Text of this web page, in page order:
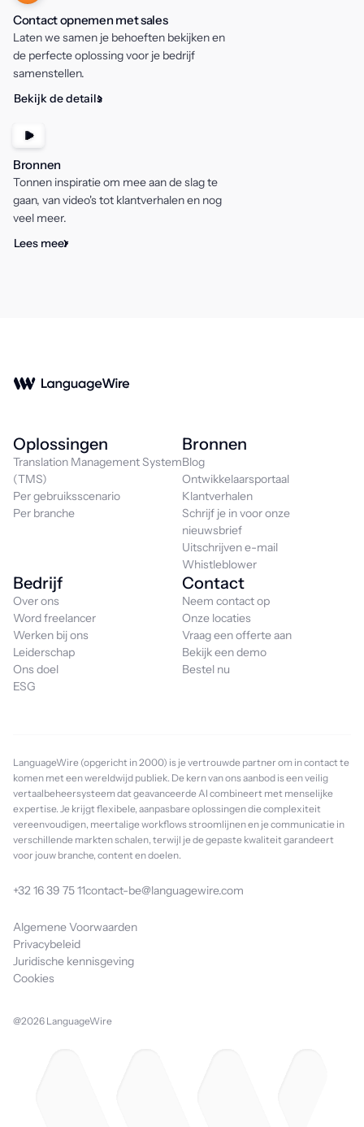
Contact opnemen met sales
Laten we samen je behoeften bekijken en
de perfecte oplossing voor je bedrijf
samenstellen.
Bekijk de details
Bronnen
Tonnen inspiratie om mee aan de slag te
gaan, van video's tot klantverhalen en nog
veel meer.
Lees meer
Oplossingen
Translation Management System
(TMS)
Per gebruiksscenario
Per branche
Bronnen
Blog
Ontwikkelaarsportaal
Klantverhalen
Schrijf je in voor onze
nieuwsbrief
Uitschrijven e-mail
Whistleblower
Bedrijf
Over ons
Word freelancer
Werken bij ons
Leiderschap
Ons doel
ESG
Contact
Neem contact op
Onze locaties
Vraag een offerte aan
Bekijk een demo
Bestel nu
LanguageWire (opgericht in 2000) is je vertrouwde partner om in contact te
komen met een wereldwijd publiek. De kern van ons aanbod is een veilig
vertaalbeheersysteem dat geavanceerde AI combineert met menselijke
expertise. Je krijgt flexibele, aanpasbare oplossingen die complexiteit
vereenvoudigen, meertalige workflows stroomlijnen en je communicatie in
verschillende markten schalen, terwijl je de gepaste kwaliteit garandeert
voor jouw branche, content en doelen.
+32 16 39 75 11contact-be@languagewire.com
Algemene Voorwaarden
Privacybeleid
Juridische kennisgeving
Cookies
@2026 LanguageWire